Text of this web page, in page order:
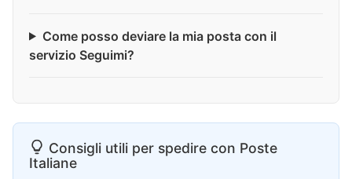
Come posso deviare la mia posta con il
servizio Seguimi?
Consigli utili per spedire con Poste
Italiane